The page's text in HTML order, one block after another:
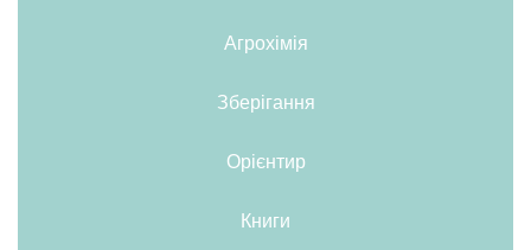
Агрохімія
Зберігання
Орієнтир
Книги